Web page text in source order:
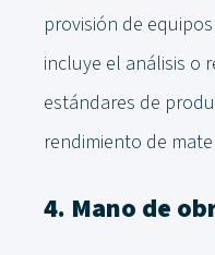
provisión de
incluye el análisis o
estándares de
rendimiento de
4. Mano de